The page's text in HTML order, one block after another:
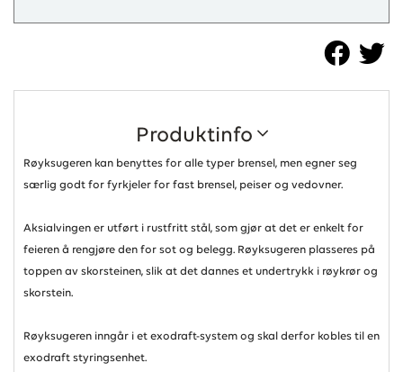
Produktinfo
Røyksugeren kan benyttes for alle typer brensel, men egner seg
særlig godt for fyrkjeler for fast brensel, peiser og vedovner.
Aksialvingen er utført i rustfritt stål, som gjør at det er enkelt for
feieren å rengjøre den for sot og belegg. Røyksugeren plasseres på
toppen av skorsteinen, slik at det dannes et undertrykk i røykrør og
skorstein.
Røyksugeren inngår i et exodraft-system og skal derfor kobles til en
exodraft styringsenhet.